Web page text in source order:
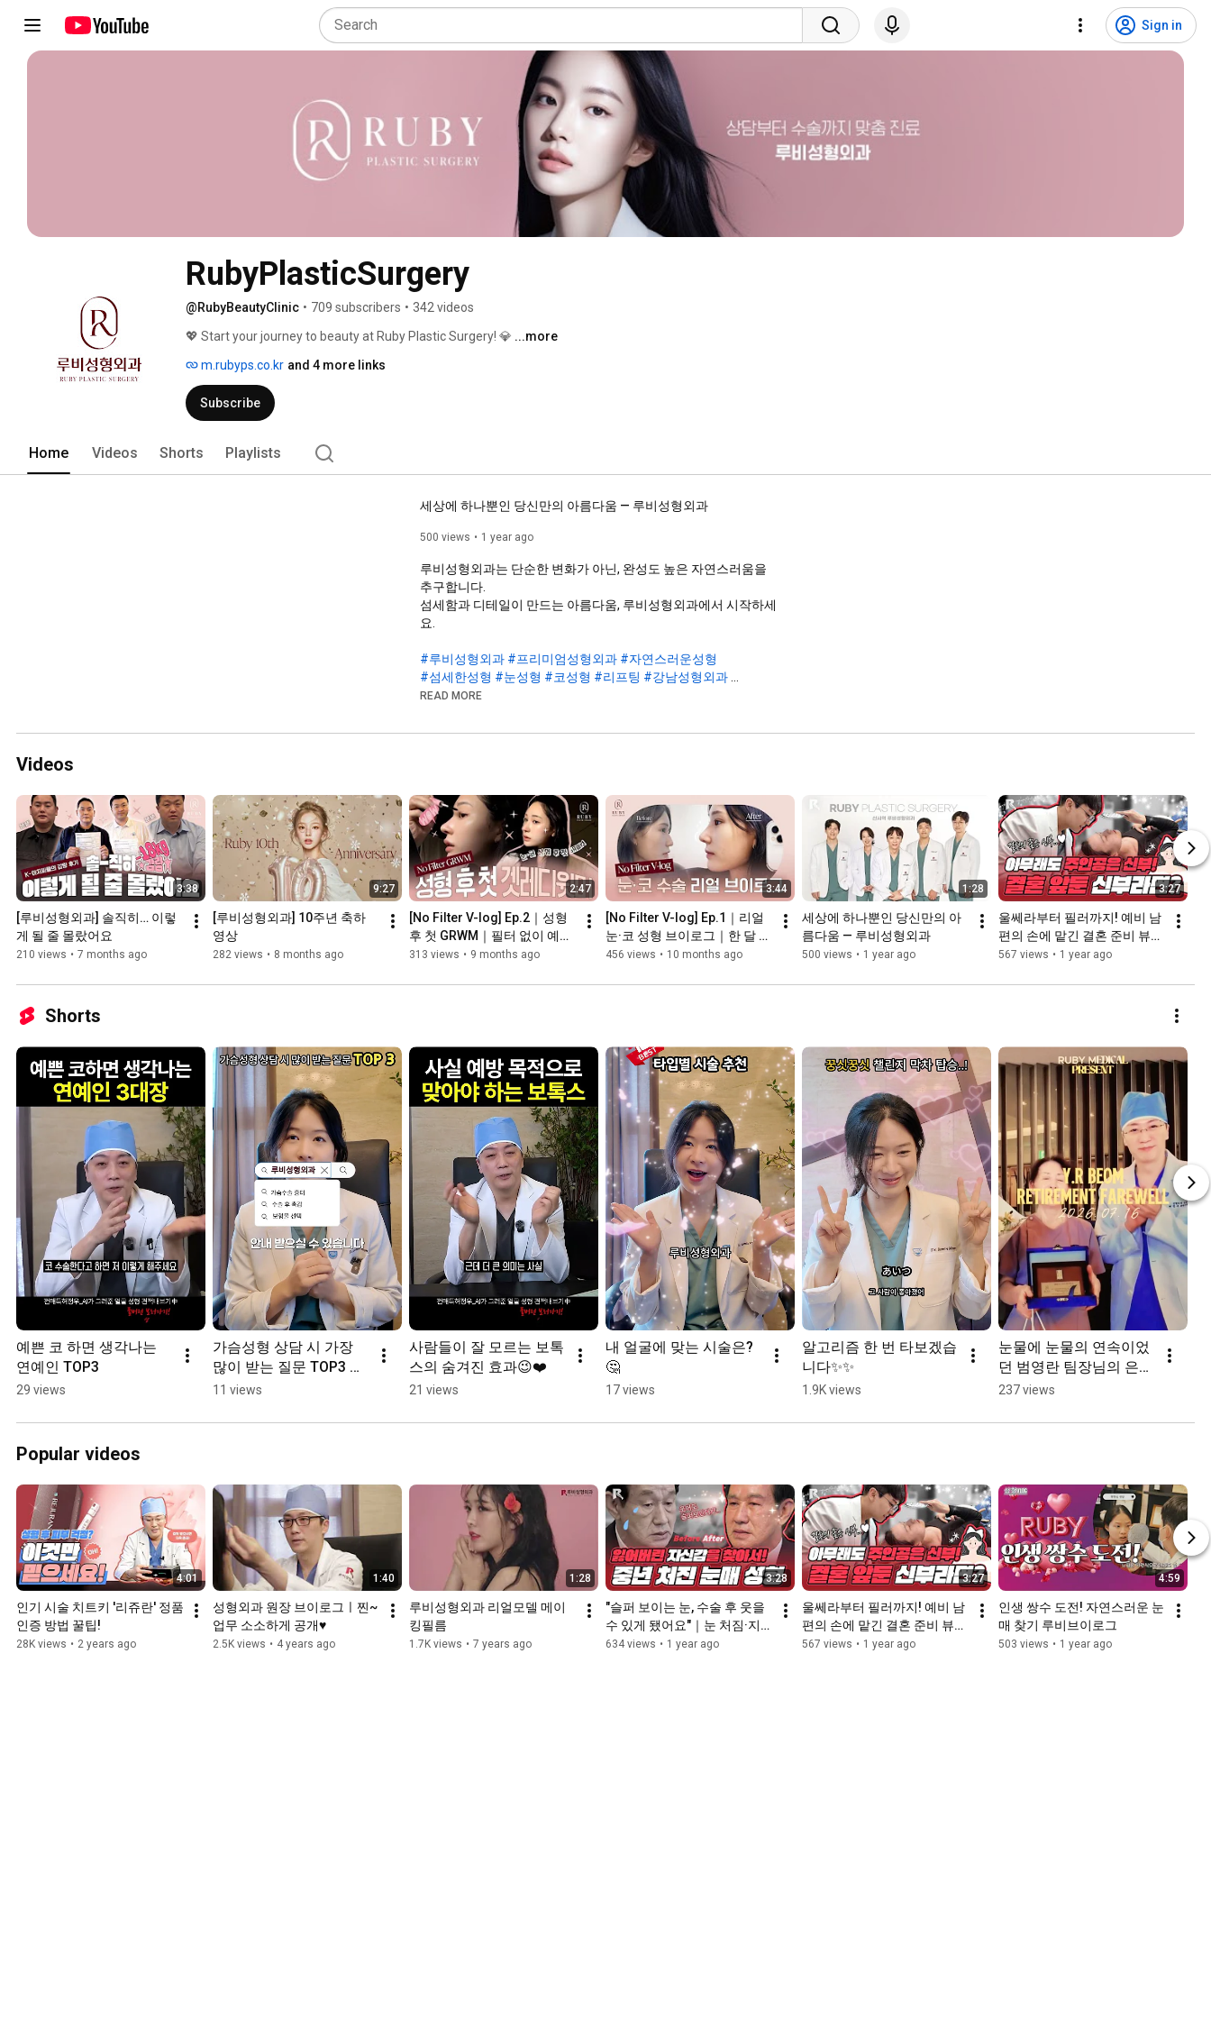
Sign in
RubyPlasticSurgery
@RubyBeautyClinic • 709 subscribers • 342 videos
💖 Start your journey to beauty at Ruby Plastic Surgery! 💎 ...more
m.rubyps.co.kr and 4 more links
Subscribe
Home Videos Shorts Playlists
세상에 하나뿐인 당신만의 아름다움 — 루비성형외과
500 views 1 year ago
루비성형외과는 단순한 변화가 아닌, 완성도 높은 자연스러움을
추구합니다.
섬세함과 디테일이 만드는 아름다움, 루비성형외과에서 시작하세
요.
#루비성형외과 #프리미엄성형외과 #자연스러운성형
#섬세한성형 #눈성형 #코성형 #리프팅 #강남성형외과
#성형디자인
READ MORE
Videos
3:38
[루비성형외과] 솔직히… 이렇
게 될 줄 몰랐어요
210 views • 7 months ago
9:27
[루비성형외과] 10주년 축하
영상
282 views • 8 months ago
2:47
[No Filter V-log] Ep.2｜성형
후 첫 GRWM｜필터 없이 예뻐
진 하루
313 views • 9 months ago
3:44
[No Filter V-log] Ep.1｜리얼
눈·코 성형 브이로그｜한 달 동
안의 변화
456 views • 10 months ago
1:28
세상에 하나뿐인 당신만의 아
름다움 — 루비성형외과
500 views • 1 year ago
3:27
울쎄라부터 필러까지! 예비 남
편의 손에 맡긴 결혼 준비 뷰티
시술 브이로그
567 views • 1 year ago
Shorts
예쁜 코 하면 생각나는
연예인 TOP3
29 views
가슴성형 상담 시 가장
많이 받는 질문 TOP3 알
려드릴게요✔️
11 views
사람들이 잘 모르는 보톡
스의 숨겨진 효과😉❤️
21 views
내 얼굴에 맞는 시술은?
🤔
17 views
알고리즘 한 번 타보겠습
니다✨✨
1.9K views
눈물에 눈물의 연속이었
던 범영란 팀장님의 은퇴
식 #루비성형외과 #신사
남성형외과 #성형외과
237 views
Popular videos
4:01
인기 시술 치트키 '리쥬란' 정품
인증 방법 꿀팁!
28K views • 2 years ago
1:40
성형외과 원장 브이로그ㅣ찐~
업무 소소하게 공개♥
2.5K views • 4 years ago
1:28
루비성형외과 리얼모델 메이
킹필름
1.7K views • 7 years ago
3:28
"슬퍼 보이는 눈, 수술 후 웃을
수 있게 됐어요"｜눈 처짐·지방
재배치·눈썹하거상 리얼후기
634 views • 1 year ago
3:27
울쎄라부터 필러까지! 예비 남
편의 손에 맡긴 결혼 준비 뷰티
시술 브이로그
567 views • 1 year ago
4:59
인생 쌍수 도전! 자연스러운 눈
매 찾기 루비브이로그
503 views • 1 year ago